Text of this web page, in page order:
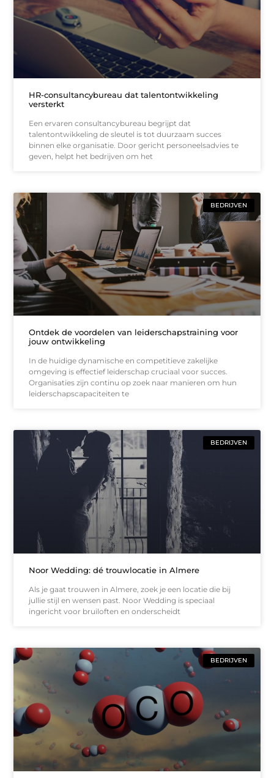
HR-consultancybureau dat talentontwikkeling
versterkt
Een ervaren consultancybureau begrijpt dat
talentontwikkeling de sleutel is tot duurzaam succes
binnen elke organisatie. Door gericht personeelsadvies te
geven, helpt het bedrijven om het
BEDRIJVEN
Ontdek de voordelen van leiderschapstraining voor
jouw ontwikkeling
In de huidige dynamische en competitieve zakelijke
omgeving is effectief leiderschap cruciaal voor succes.
Organisaties zijn continu op zoek naar manieren om hun
leiderschapscapaciteiten te
BEDRIJVEN
Noor Wedding: dé trouwlocatie in Almere
Als je gaat trouwen in Almere, zoek je een locatie die bij
jullie stijl en wensen past. Noor Wedding is speciaal
ingericht voor bruiloften en onderscheidt
BEDRIJVEN